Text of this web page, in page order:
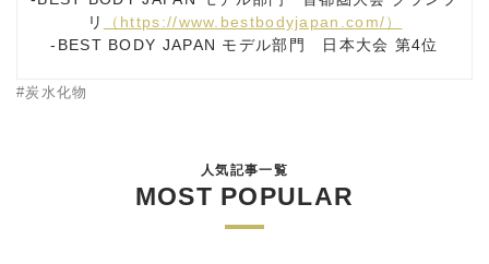
リ
（https://www.bestbodyjapan.com/）
-BEST BODY JAPAN モデル部門 日本大会 第4位
炭水化物
人気記事一覧
MOST POPULAR